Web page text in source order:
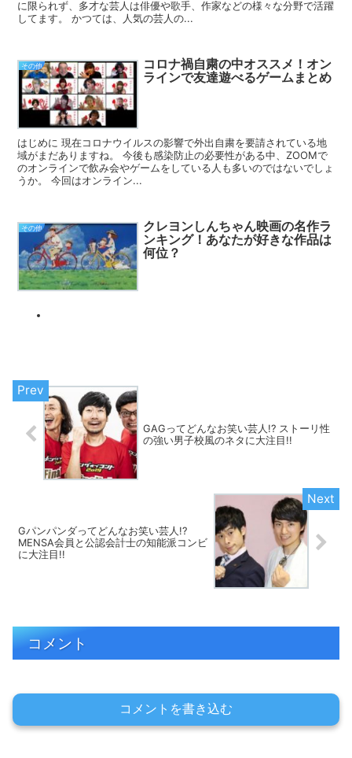
に限られず、多才な芸人は俳優や歌手、作家などの様々な分野で活躍
してます。 かつては、人気の芸人の...
その他
コロナ禍自粛の中オススメ！オン
ラインで友達遊べるゲームまとめ
はじめに 現在コロナウイルスの影響で外出自粛を要請されている地
域がまだありますね。 今後も感染防止の必要性がある中、ZOOMで
のオンラインで飲み会やゲームをしている人も多いのではないでしょ
うか。 今回はオンライン...
その他
クレヨンしんちゃん映画の名作ラ
ンキング！あなたが好きな作品は
何位？
GAGってどんなお笑い芸人!? ストーリ性
の強い男子校風のネタに大注目!!
Gパンパンダってどんなお笑い芸人!?
MENSA会員と公認会計士の知能派コンビ
に大注目!!
コメント
コメントを書き込む